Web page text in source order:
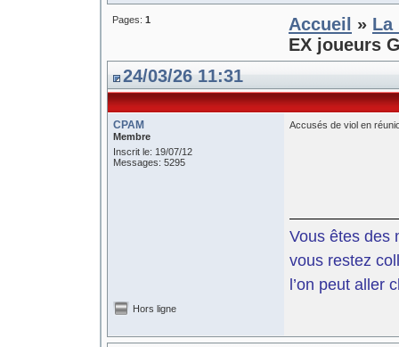
Pages: 1 Accueil » La
EX joueurs
24/03/26 11:31
CPAM
Membre
Inscrit le: 19/07/12
Messages: 5295
Accusés de viol en
Vous êtes des
vous restez
l’on peut aller
Hors ligne